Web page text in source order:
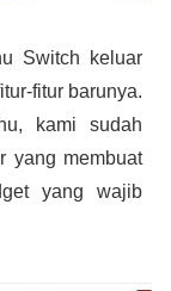
Switch keluar
fitur barunya.
kami sudah
yang membuat
yang wajib